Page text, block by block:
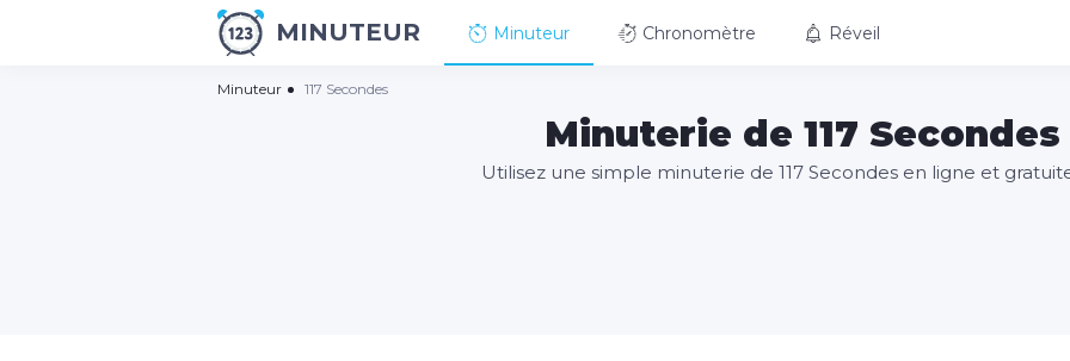
MINUTEUR Minuteur Chronomètre Réveil
Minuteur 117 Secondes
Minuterie de 117 Secondes
Utilisez une simple minuterie de 117 Secondes en ligne et